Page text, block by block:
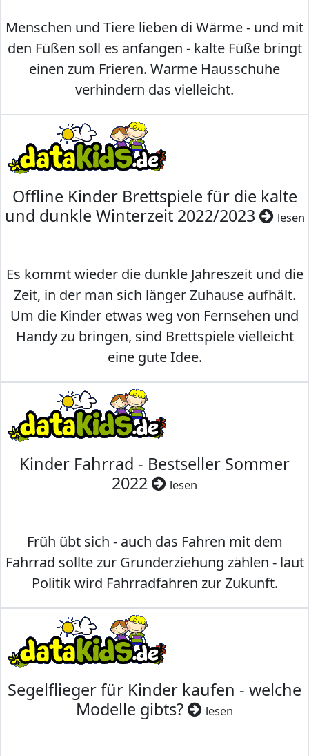
Menschen und Tiere lieben di Wärme - und mit
den Füßen soll es anfangen - kalte Füße bringt
einen zum Frieren. Warme Hausschuhe
verhindern das vielleicht.
Offline Kinder Brettspiele für die kalte
und dunkle Winterzeit 2022/2023
lesen
Es kommt wieder die dunkle Jahreszeit und die
Zeit, in der man sich länger Zuhause aufhält.
Um die Kinder etwas weg von Fernsehen und
Handy zu bringen, sind Brettspiele vielleicht
eine gute Idee.
Kinder Fahrrad - Bestseller Sommer
2022
lesen
Früh übt sich - auch das Fahren mit dem
Fahrrad sollte zur Grunderziehung zählen - laut
Politik wird Fahrradfahren zur Zukunft.
Segelflieger für Kinder kaufen - welche
Modelle gibts?
lesen